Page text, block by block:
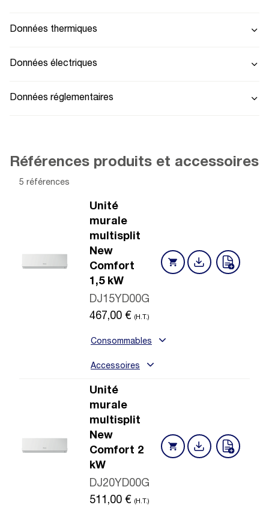
Données thermiques
Données électriques
Données réglementaires
Références produits et accessoires
5 références
Unité
murale
multisplit
New
Comfort
1,5 kW
DJ15YD00G
467,00 € (H.T.)
Consommables
Accessoires
Unité
murale
multisplit
New
Comfort 2
kW
DJ20YD00G
511,00 € (H.T.)